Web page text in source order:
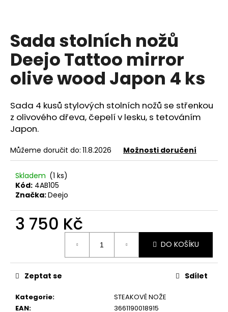
Sada stolních nožů
Deejo Tattoo mirror
olive wood Japon 4 ks
Sada 4 kusů stylových stolních nožů se střenkou
z olivového dřeva, čepelí v lesku, s tetováním
Japon.
Můžeme doručit do: 11.8.2026 Možnosti doručení
Skladem (1 ks)
Kód: 4AB105
Značka:Deejo
3 750 Kč
DO KOŠÍKU
Kategorie:
STEAKOVÉ NOŽE
EAN:
3661190018915
Zeptat se Sdílet
í
t
?
HLEDAT
D
o
p
o
r
u
č
e
m